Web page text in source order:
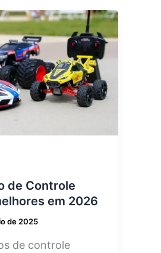
de Controle
em 2026
de 2025
de controle